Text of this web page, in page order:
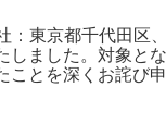
：東京都千代田区
ました。対象と
とを深くお詫び申